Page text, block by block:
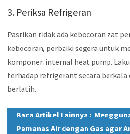
3. Periksa Refrigeran
Pastikan tidak ada kebocoran zat
kebocoran, perbaiki segera untuk
komponen internal heat pump.
terhadap refrigerant secara berkala
berlatih.
Baca Artikel Lainnya :
Pemanas Air dengan Gas agar